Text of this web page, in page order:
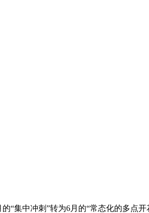
集中冲刺”转为6月的“常态化的多点开